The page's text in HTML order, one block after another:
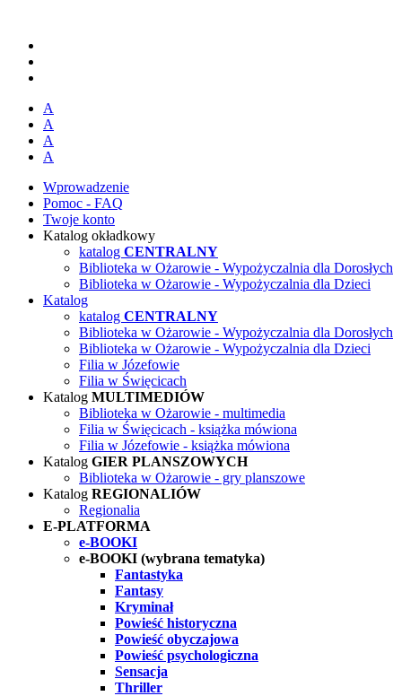
A
A
A
A
Wprowadzenie
Pomoc - FAQ
Twoje konto
Katalog okładkowy
katalog CENTRALNY
Biblioteka w Ożarowie - Wypożyczalnia dla Dorosłych
Biblioteka w Ożarowie - Wypożyczalnia dla Dzieci
Katalog
katalog CENTRALNY
Biblioteka w Ożarowie - Wypożyczalnia dla Dorosłych
Biblioteka w Ożarowie - Wypożyczalnia dla Dzieci
Filia w Józefowie
Filia w Święcicach
Katalog MULTIMEDIÓW
Biblioteka w Ożarowie - multimedia
Filia w Święcicach - książka mówiona
Filia w Józefowie - książka mówiona
Katalog GIER PLANSZOWYCH
Biblioteka w Ożarowie - gry planszowe
Katalog REGIONALIÓW
Regionalia
E-PLATFORMA
e-BOOKI
e-BOOKI (wybrana tematyka)
Fantastyka
Fantasy
Kryminał
Powieść historyczna
Powieść obyczajowa
Powieść psychologiczna
Sensacja
Thriller